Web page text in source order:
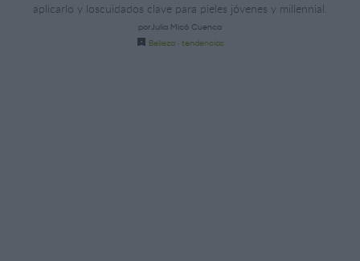
aplicarlo y loscuidados clave para pieles jóvenes y millennial.
porJulia Micó Cuenca
Belleza· tendencias